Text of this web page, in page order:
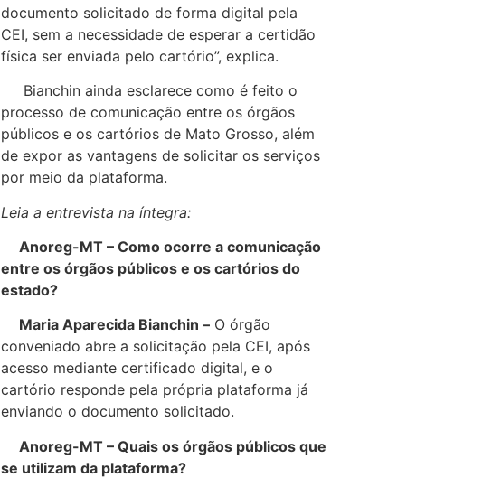
documento solicitado de forma digital pela
CEI, sem a necessidade de esperar a certidão
física ser enviada pelo cartório”, explica.
Bianchin ainda esclarece como é feito o
processo de comunicação entre os órgãos
públicos e os cartórios de Mato Grosso, além
de expor as vantagens de solicitar os serviços
por meio da plataforma.
Leia a entrevista na íntegra:
Anoreg-MT – Como ocorre a comunicação
entre os órgãos públicos e os cartórios do
estado?
Maria Aparecida Bianchin –O órgão
conveniado abre a solicitação pela CEI, após
acesso mediante certificado digital, e o
cartório responde pela própria plataforma já
enviando o documento solicitado.
Anoreg-MT – Quais os órgãos públicos que
se utilizam da plataforma?